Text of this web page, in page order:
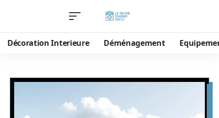
Décoration Interieure Déménagement